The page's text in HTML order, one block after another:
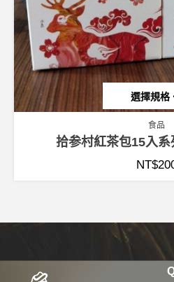
選擇規格
食品
拾参村紅茶包15入
NT$